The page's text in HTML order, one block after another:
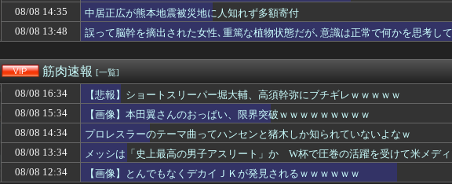
タイトーの新シリーズのミクさんフィギュアが人気らしい
【悲報】独身弱男（50）、新聞に寄稿するWWWWWWWWWWWWWWWWWWW...
【画像】佐倉綾音(32)、自分のシコポイントに気がつくwwwwwww
【悲報】独身弱男（50）、新聞に寄稿するWWWWWWWWWWWWWWWWWWW...
美味しんぼ強さランキング(食べ物版)つくったwwwwww
【朗報】 国交省「『四国新幹線』と『東九州新幹線』、ガチで検討するわ。ガチのマ...
【悲報】親「うちの子にはゲームは買い与えません。本だけで十分」→結果ｗｗｗ
【愕然】女性A「私だったら赤ちゃん殴ってる」女性B「分かる。イヤイヤ期で絶対コ...
中居正広が熊本地震被災地に人知れず多額寄付
プロレスラーのテーマ曲ってハンセンと猪木しか知られていないよなｗ
【鬼ｼｺ動画】女さん、貸切風呂に入るだけでエ口過ぎて再生数がとんでもない事にな...
【画像】国民的声優、パイズリ服が好きすぎるwwwwwww
08/08 14:35
中居正広が熊本地震被災地に人知れず多額寄付
08/08 13:48
誤って脳幹を摘出された女性､重篤な植物状態だが､意識は正常で何かを思考し
筋肉速報 [一覧]
08/08 16:34
【悲報】ショートスリーパー堀大輔、高須幹弥にブチギレｗｗｗｗｗ
08/08 15:34
【画像】本田翼さんのおっぱい、限界突破ｗｗｗｗｗｗｗｗｗ
08/08 14:34
プロレスラーのテーマ曲ってハンセンと猪木しか知られていないよなｗ
08/08 13:34
メッシは「史上最高の男子アスリート」か W杯で圧巻の活躍を受けて米メデ
08/08 12:34
【画像】とんでもなくデカイＪＫが発見されるｗｗｗｗｗｗ